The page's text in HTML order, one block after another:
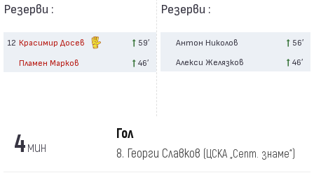
Резерви :
12 Красимир Досев 59′
Пламен Марков 46′
Резерви :
Антон Николов
56′
Алекси Желязков
46′
4мин
Гол
8. Георги Славков (ЦСКА „Септ. знаме“)